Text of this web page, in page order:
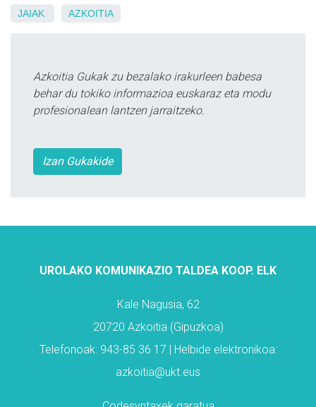
JAIAK AZKOITIA
Azkoitia Gukak zu bezalako irakurleen babesa
behar du tokiko informazioa euskaraz eta modu
profesionalean lantzen jarraitzeko.
Izan Gukakide
UROLAKO KOMUNIKAZIO TALDEA KOOP. ELK
Kale Nagusia, 62
20720 Azkoitia (Gipuzkoa)
Telefonoak: 943-85 36 17 | Helbide elektronikoa:
azkoitia@ukt.eus